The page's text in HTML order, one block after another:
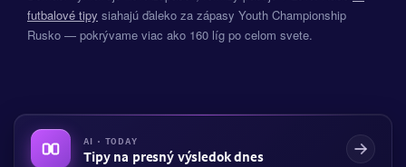
futbalové tipy siahajú ďaleko za zápasy Youth Championship
Rusko — pokrývame viac ako 160 líg po celom svete.
AI · TODAY
Tipy na presný výsledok dnes